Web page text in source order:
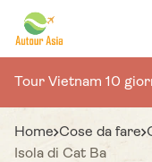
Tour Vietnam 10
Home Cose da fare
Isola di Cat Ba